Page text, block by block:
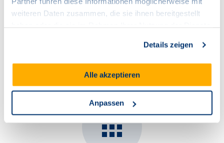
weiteren Daten zusammen, die sie ihnen bereitgestellt
Details zeigen
Alle akzeptieren
Anpassen
Festnetztelefon über den Computer bis zum
mobilen Endgerät.
apps